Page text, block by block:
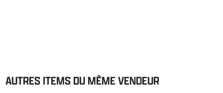
AUTRES ITEMS DU MÊME VENDEUR